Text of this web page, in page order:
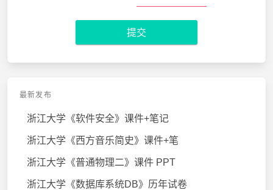
提交
最新发布
浙江大学《软件安全》课件+笔记
浙江大学《西方音乐简史》课件+笔
浙江大学《普通物理二》课件 PPT
浙江大学《数据库系统DB》历年试卷